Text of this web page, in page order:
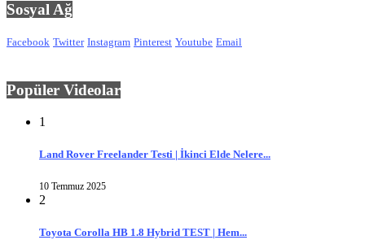
Sosyal Ağ
Facebook Twitter Instagram Pinterest Youtube Email
Popüler Videolar
1
Land Rover Freelander Testi | İkinci Elde Nelere...
10 Temmuz 2025
2
Toyota Corolla HB 1.8 Hybrid TEST | Hem...